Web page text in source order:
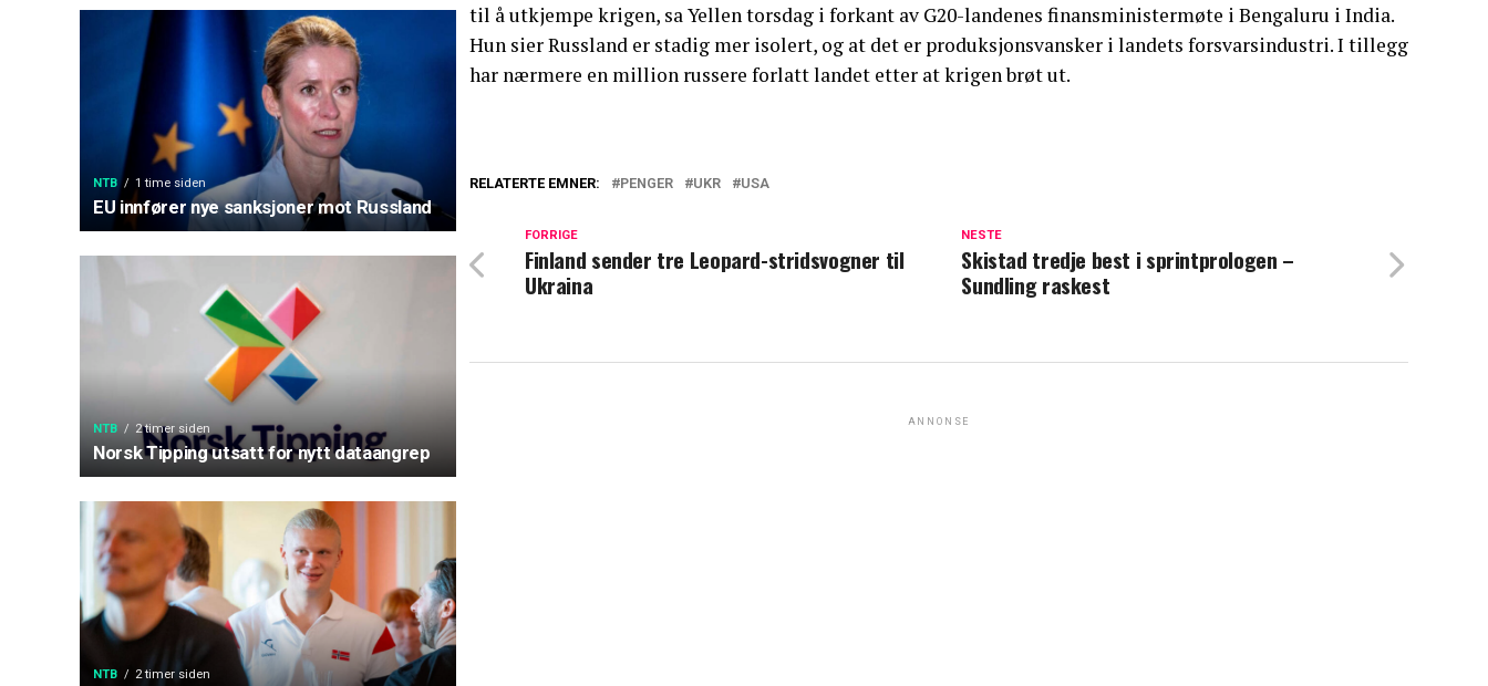
NTB 1 time siden
EU innfører nye sanksjoner mot Russland
NTB 2 timer siden
Norsk Tipping utsatt for nytt dataangrep
NTB 2 timer siden
til å utkjempe krigen, sa Yellen torsdag i forkant av G20-landenes finansministermøte i Bengaluru i India.
Hun sier Russland er stadig mer isolert, og at det er produksjonsvansker i landets forsvarsindustri. I tillegg
har nærmere en million russere forlatt landet etter at krigen brøt ut.
RELATERTE EMNER: PENGER UKR USA
NESTE
Skistad tredje best i sprintprologen –
Sundling raskest
FORRIGE
Finland sender tre Leopard-stridsvogner til
Ukraina
ANNONSE